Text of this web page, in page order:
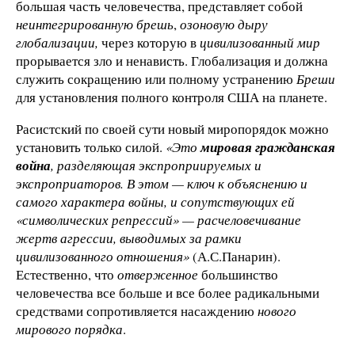
большая часть человечества, представляет собой
неинтегрированную брешь,озоновую дыру
глобализации, через которую вцивилизованный мир
прорывается зло и ненависть. Глобализация и должна
служить сокращению или полному устранению Бреши
для установления полного контроля США на планете.
Расистский по своей сути новый миропорядок можно
установить только силой. «Этомировая гражданская
война, разделяющая экспроприируемых и
экспроприаторов. В этом — ключ к объяснению и
самого характера войны, и сопутствующих ей
«символических репрессий» — расчеловечивание
жертв агрессии, выводимых за рамки
цивилизованного отношения»(А.С.Панарин).
Естественно, что отверженноебольшинство
человечества все больше и все более радикальными
средствами сопротивляется насаждению нового
мирового порядка.